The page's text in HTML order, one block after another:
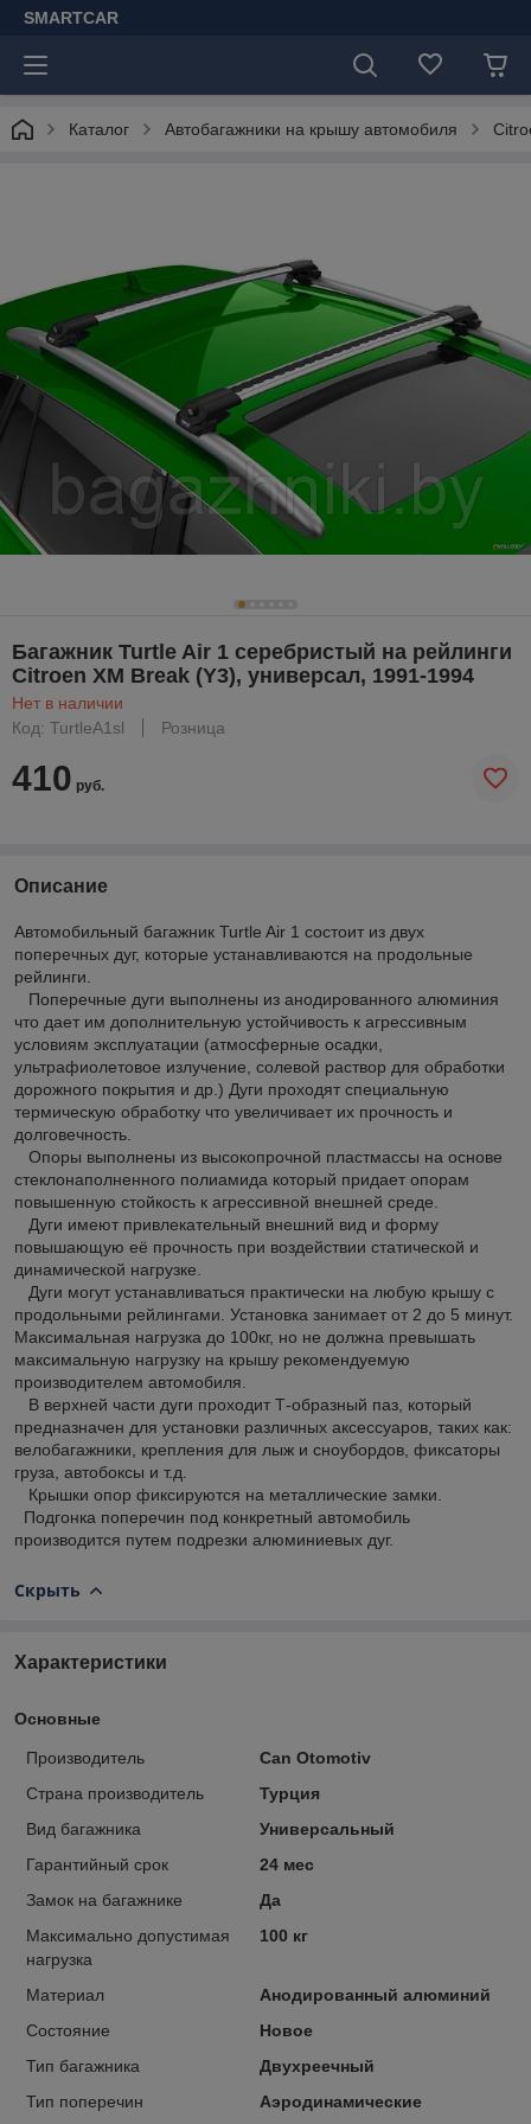
SMARTCAR
Каталог Автобагажники на крышу автомобиля
Багажник Turtle Air 1 серебристый на рейлинги
Citroen XM Break (Y3), универсал, 1991-1994
Нет в наличии
Код: TurtleA1sl
Розница
410 руб.
Описание
Автомобильный багажник Turtle Air 1 состоит из двух
поперечных дуг, которые устанавливаются на продольные
рейлинги.
Поперечные дуги выполнены из анодированного алюминия
что дает им дополнительную устойчивость к агрессивным
условиям эксплуатации (атмосферные осадки,
ультрафиолетовое излучение, солевой раствор для обработки
дорожного покрытия и др.) Дуги проходят специальную
термическую обработку что увеличивает их прочность и
долговечность.
Опоры выполнены из высокопрочной пластмассы на основе
стеклонаполненного полиамида который придает опорам
повышенную стойкость к агрессивной внешней среде.
Дуги имеют привлекательный внешний вид и форму
повышающую её прочность при воздействии статической и
динамической нагрузке.
Дуги могут устанавливаться практически на любую крышу с
продольными рейлингами. Установка занимает от 2 до 5 минут.
Максимальная нагрузка до 100кг, но не должна превышать
максимальную нагрузку на крышу рекомендуемую
производителем автомобиля.
В верхней части дуги проходит Т-образный паз, который
предназначен для установки различных аксессуаров, таких как:
велобагажники, крепления для лыж и сноубордов, фиксаторы
груза, автобоксы и т.д.
Крышки опор фиксируются на металлические замки.
Подгонка поперечин под конкретный автомобиль
производится путем подрезки алюминиевых дуг.
Скрыть
Характеристики
Основные
Производитель
Can Otomotiv
Страна производитель
Турция
Вид багажника
Универсальный
Гарантийный срок
24 мес
Замок на багажнике
Да
Максимально допустимая
нагрузка
100 кг
Материал
Анодированный алюминий
Состояние
Новое
Тип багажника
Двухреечный
Тип поперечин
Аэродинамические